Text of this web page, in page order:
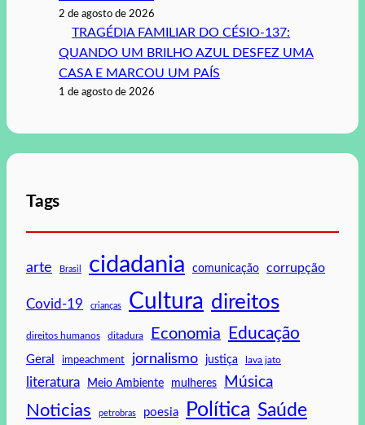
2 de agosto de 2026
TRAGÉDIA FAMILIAR DO CÉSIO-137:
QUANDO UM BRILHO AZUL DESFEZ UMA
CASA E MARCOU UM PAÍS
1 de agosto de 2026
Tags
arte Brasil cidadania comunicação corrupção
Covid-19 crianças Cultura direitos
direitos humanos ditadura Economia Educação
Geral impeachment jornalismo justiça lava jato
literatura Meio Ambiente mulheres Música
Noticias petrobras poesia Política Saúde